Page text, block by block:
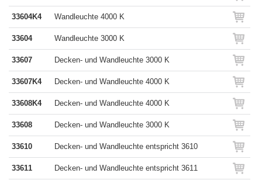
33604K4 Wandleuchte 4000 K
33604 Wandleuchte 3000 K
33607 Decken- und Wandleuchte 3000 K
33607K4 Decken- und Wandleuchte 4000 K
33608K4 Decken- und Wandleuchte 4000 K
33608 Decken- und Wandleuchte 3000 K
33610 Decken- und Wandleuchte entspricht 3610
33611 Decken- und Wandleuchte entspricht 3611